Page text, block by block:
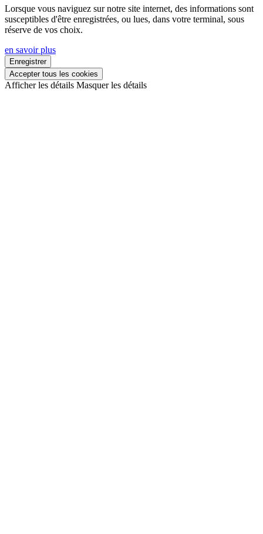
Lorsque vous naviguez sur notre site internet, des informations sont
susceptibles d'être enregistrées, ou lues, dans votre terminal, sous
réserve de vos choix.
en savoir plus
Enregistrer
Accepter tous les cookies
Afficher les détails Masquer les détails